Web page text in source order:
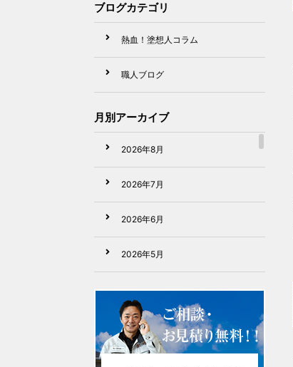
ブログカテゴリ
熱血！塗想人コラム
職人ブログ
月別アーカイブ
2026年8月
2026年7月
2026年6月
2026年5月
2026年4月
2026年3月